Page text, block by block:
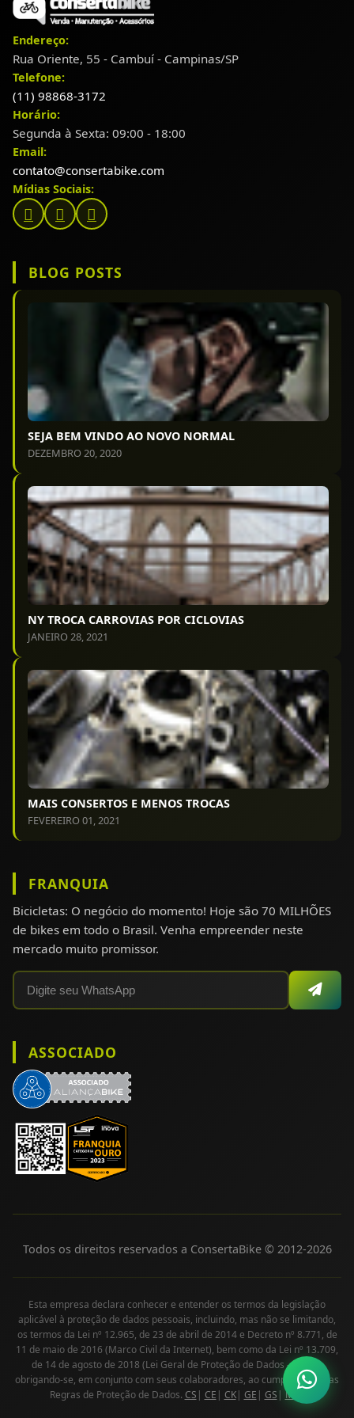
Endereço:
Rua Oriente, 55 - Cambuí - Campinas/SP
Telefone:
(11) 98868-3172
Horário:
Segunda à Sexta: 09:00 - 18:00
Email:
contato@consertabike.com
Mídias Sociais:
BLOG POSTS
SEJA BEM VINDO AO NOVO NORMAL
DEZEMBRO 20, 2020
NY TROCA CARROVIAS POR CICLOVIAS
JANEIRO 28, 2021
MAIS CONSERTOS E MENOS TROCAS
FEVEREIRO 01, 2021
FRANQUIA
Bicicletas: O negócio do momento! Hoje são 70 MILHÕES
de bikes em todo o Brasil. Venha empreender neste
mercado muito promissor.
ASSOCIADO
Todos os direitos reservados a ConsertaBike © 2012-2026
Esta empresa declara conhecer e entender os termos da legislação
aplicável à proteção de dados pessoais, incluindo, mas não se limitando,
os termos da Lei nº 12.965, de 23 de abril de 2014 e Decreto nº 8.771, de
11 de maio de 2016 (Marco Civil da Internet), bem como da Lei nº 13.709,
de 14 de agosto de 2018 (Lei Geral de Proteção de Dados - LGPD),
obrigando-se, em conjunto com seus colaboradores, ao cumprimento das
Regras de Proteção de Dados. CS | CE | CK| GE | GS |MS